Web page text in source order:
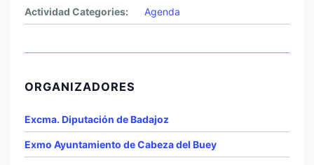
Actividad Categories: Agenda
ORGANIZADORES
Excma. Diputación de Badajoz
Exmo Ayuntamiento de Cabeza del Buey